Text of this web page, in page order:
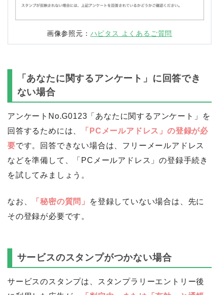
画像参照元： ハピタス よくあるご質問
「あなたに関するアンケート」に回答でき
ない場合
アンケートNo.G0123「あなたに関するアンケート」を
回答するためには、
「PCメールアドレス」の登録が必
要です。回答できない場合は、フリーメールアドレス
などを準備して、「PCメールアドレス」の登録手続き
を試してみましょう。
なお、 「秘密の質問」
を登録していない場合は、先に
その登録が必要です。
サービスのスタンプがつかない場合
サービスのスタンプは、スタンプラリーエントリー後